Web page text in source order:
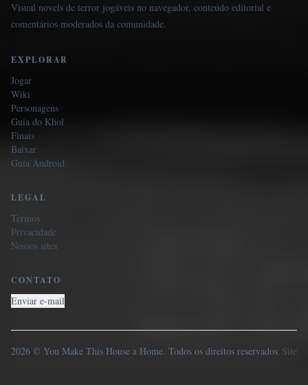
Visual novels de terror jogáveis no navegador, conteúdo editorial e
comentários moderados da comunidade.
EXPLORAR
Jogar
Wiki
Personagens
Guia do Khol
Finais
Baixar
Guia Android
LEGAL
Termos
Privacidade
Nossos sites
CONTATO
Enviar e-mail
2026 © You Make This House a Home. Todos os direitos reservados. Site